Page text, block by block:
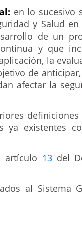
en lo sucesivo
y Salud en
de un
y que
la
de
afectar la
ya existentes
artículo 13del
al Sistema